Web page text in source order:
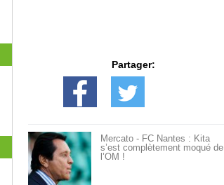
Partager:
Mercato - FC Nantes : Kita
s’est complètement moqué de
l’OM !